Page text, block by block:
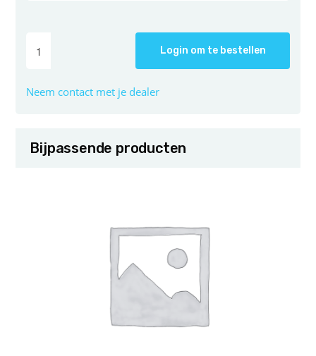
Login om te bestellen
Neem contact met je dealer
Bijpassende producten